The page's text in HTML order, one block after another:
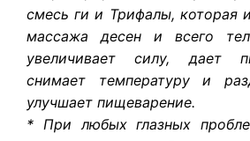
смесь ги и Трифалы, которая
массажа десен и всего
увеличивает силу, дает
снимает температуру и
улучшает пищеварение.
* При любых глазных